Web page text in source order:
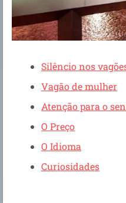
Silêncio nos
Vagão de mulher
Atenção para o
O Preço
O Idioma
Curiosidades